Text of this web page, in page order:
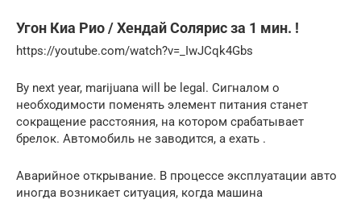
Угон Киа Рио / Хендай Солярис за 1 мин. !
https://youtube.com/watch?v=_IwJCqk4Gbs
By next year, marijuana will be legal. Сигналом о
необходимости поменять элемент питания станет
сокращение расстояния, на котором срабатывает
брелок. Автомобиль не заводится, а ехать .
Аварийное открывание. В процессе эксплуатации авто
иногда возникает ситуация, когда машина